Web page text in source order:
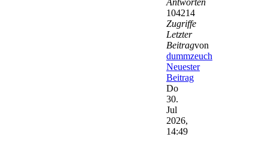
Antworten
104214
Zugriffe
Letzter
Beitragvon
dummzeuch
Neuester
Beitrag
Do
30.
Jul
2026,
14:49